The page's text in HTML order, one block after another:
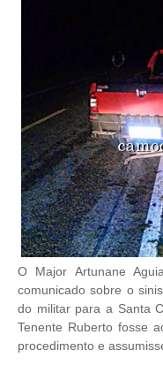
O Major Artunane
comunicado sobre o
do militar para a Santa
Tenente Ruberto fosse
procedimento e